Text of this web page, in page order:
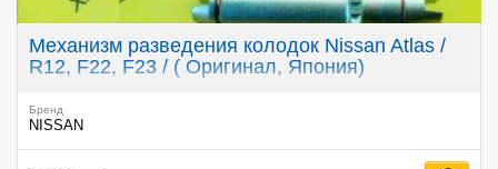
Механизм разведения колодок Nissan Atlas /
R12, F22, F23 / ( Оригинал, Япония)
Бренд
NISSAN